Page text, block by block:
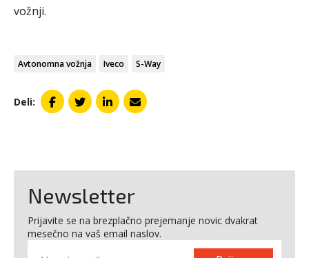
vožnji.
Avtonomna vožnja Iveco S-Way
Deli:
Newsletter
Prijavite se na brezplačno prejemanje novic dvakrat
mesečno na vaš email naslov.